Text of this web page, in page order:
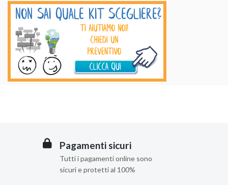
Pagamenti sicuri
Tutti i pagamenti online sono
sicuri e protetti al 100%